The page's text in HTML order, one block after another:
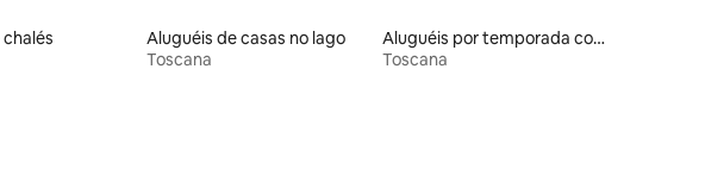
Aluguéis de casas no lago
Toscana
Aluguéis por temporada com banheiro para PCD
Toscana